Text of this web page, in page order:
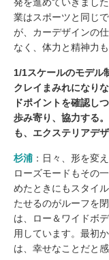
業はスポーツと同じ
が、カーデザインの
なく、体力と精神力
1/1スケールのモデル
クレイまみれになり
ドポイントを確認し
歩み寄り、協力する
も、エクステリアデ
杉浦 ：日々、形を変
ローズモードもその
めたときにもスタイ
たせるのがルーフを
は、ロー＆ワイドボ
用しています。最初
は、幸せなことだと感